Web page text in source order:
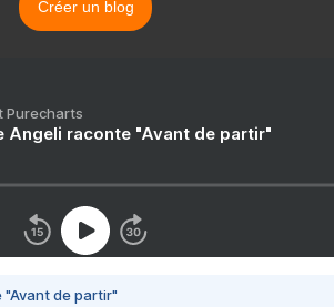
Créer un blog
Purecharts
Angeli raconte "Avant de partir"
"Avant de partir"